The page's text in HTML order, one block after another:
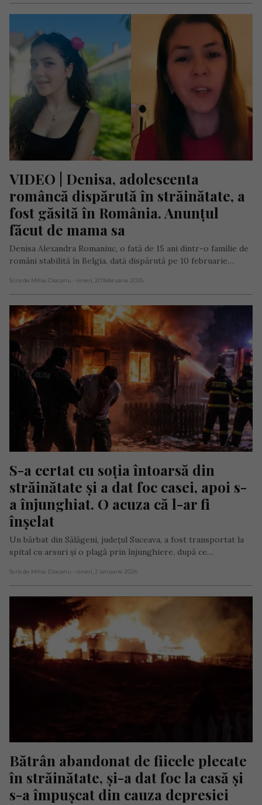
VIDEO | Denisa, adolescenta
româncă dispărută în străinătate, a
fost găsită în România. Anunțul
făcut de mama sa
Denisa Alexandra Romaniuc, o fată de 15 ani dintr-o familie de
români stabilită în Belgia, dată dispărută pe 10 februarie…
Scris de Mihai Diaconu - vineri, 20 februarie 2026
S-a certat cu soția întoarsă din
străinătate și a dat foc casei, apoi s-
a înjunghiat. O acuza că l-ar fi
înșelat
Un bărbat din Sălăgeni, județul Suceava, a fost transportat la
spital cu arsuri și o plagă prin înjunghiere, după ce…
Scris de Mihai Diaconu - vineri, 2 ianuarie 2026
Bătrân abandonat de fiicele plecate
în străinătate, și-a dat foc la casă și
s-a împușcat din cauza depresiei